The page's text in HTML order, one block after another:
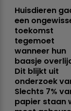
Huisdieren
een
toekomst
tegemoet
wanneer hun
baasje
Dit blijkt uit
onderzoek
Slechts 7%
papier staan